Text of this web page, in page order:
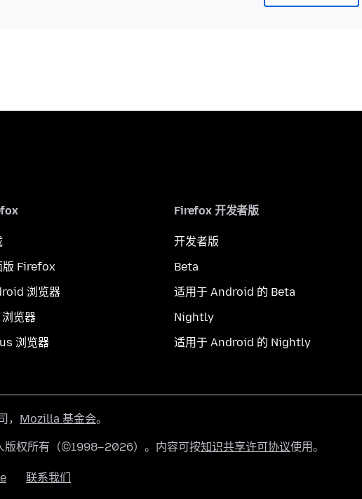
版 Firefox
浏览器
览器
浏览器
Firefox 开发者版
开发者版
Beta
适用于 Android 的 Beta
Nightly
适用于 Android 的 Nightly
， Mozilla 基金会。
版权所有（©1998–2026）。内容可按知识共享许可协议使用。
联系我们